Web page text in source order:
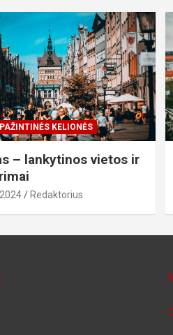
PAŽINTINĖS KELIONĖS
– lankytinos vietos ir
Redaktorius